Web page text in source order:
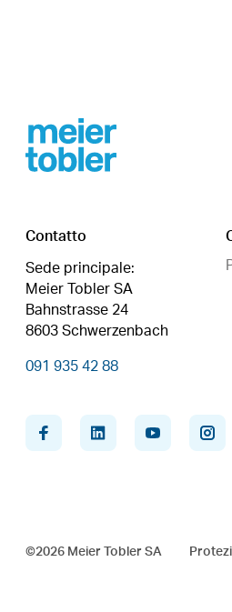
Footer
Contatto
Sede principale:
Meier Tobler SA
Bahnstrasse 24
8603 Schwerzenbach
091 935 42 88
facebooklinkedin youtube
©2026 Meier Tobler SA